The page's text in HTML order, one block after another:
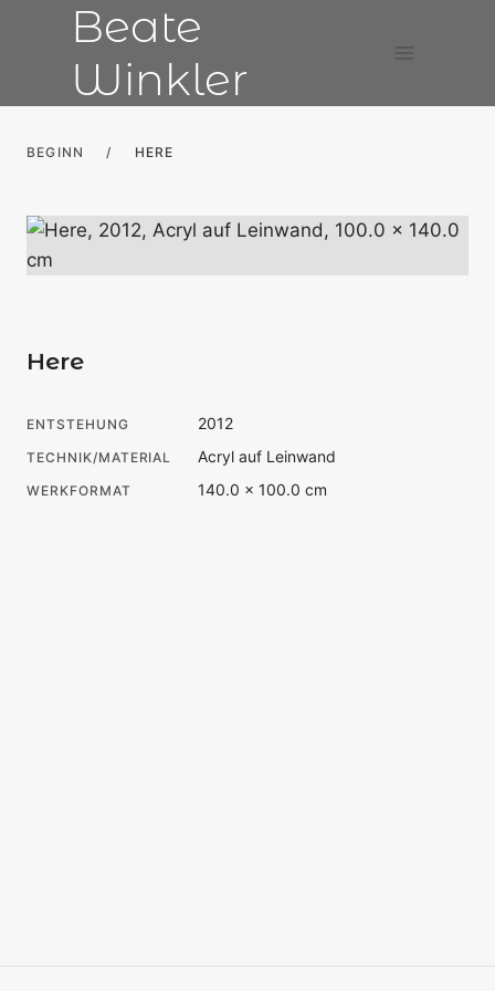
Beate
Winkler
BEGINN / HERE
Here
ENTSTEHUNG 2012
TECHNIK/MATERIAL Acryl auf Leinwand
WERKFORMAT 140.0 × 100.0 cm